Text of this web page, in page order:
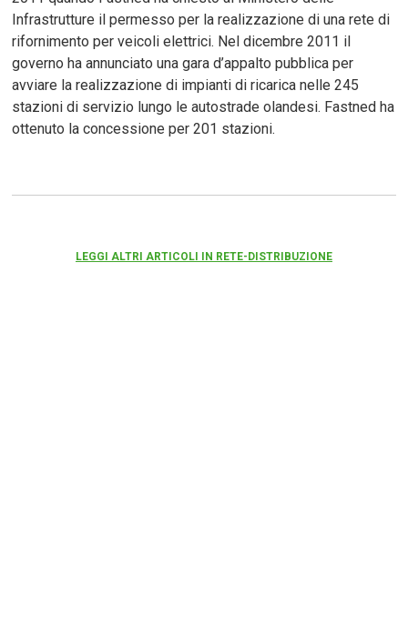
Infrastrutture il permesso per la realizzazione di una rete di
rifornimento per veicoli elettrici. Nel dicembre 2011 il
governo ha annunciato una gara d’appalto pubblica per
avviare la realizzazione di impianti di ricarica nelle 245
stazioni di servizio lungo le autostrade olandesi. Fastned ha
ottenuto la concessione per 201 stazioni.
LEGGI ALTRI ARTICOLI IN RETE-DISTRIBUZIONE